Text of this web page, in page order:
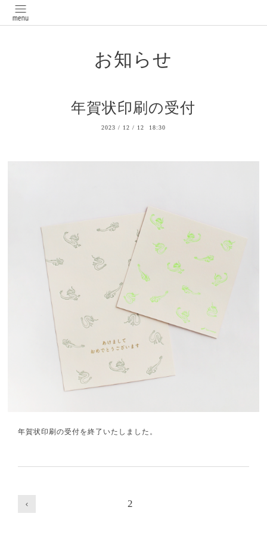
お知らせ
年賀状印刷の受付
2023 / 12 / 12 18:30
年賀状印刷の受付を終了いたしました。
2